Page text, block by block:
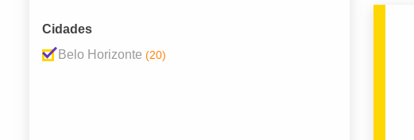
Cidades
Belo Horizonte (20)